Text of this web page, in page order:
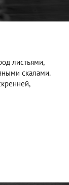
листьями,
скалами.